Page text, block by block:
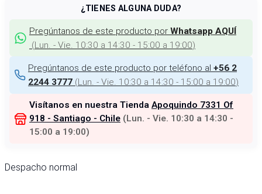
¿TIENES ALGUNA DUDA?
Pregúntanos de este producto por Whatsapp AQUÍ
(Lun. - Vie. 10:30 a 14:30 - 15:00 a 19:00)
Pregúntanos de este producto por teléfono al +56 2
2244 3777 (Lun. - Vie. 10:30 a 14:30 - 15:00 a 19:00)
Visítanos en nuestra Tienda Apoquindo 7331 Of
918 - Santiago - Chile (Lun. - Vie. 10:30 a 14:30 -
15:00 a 19:00)
Despacho normal